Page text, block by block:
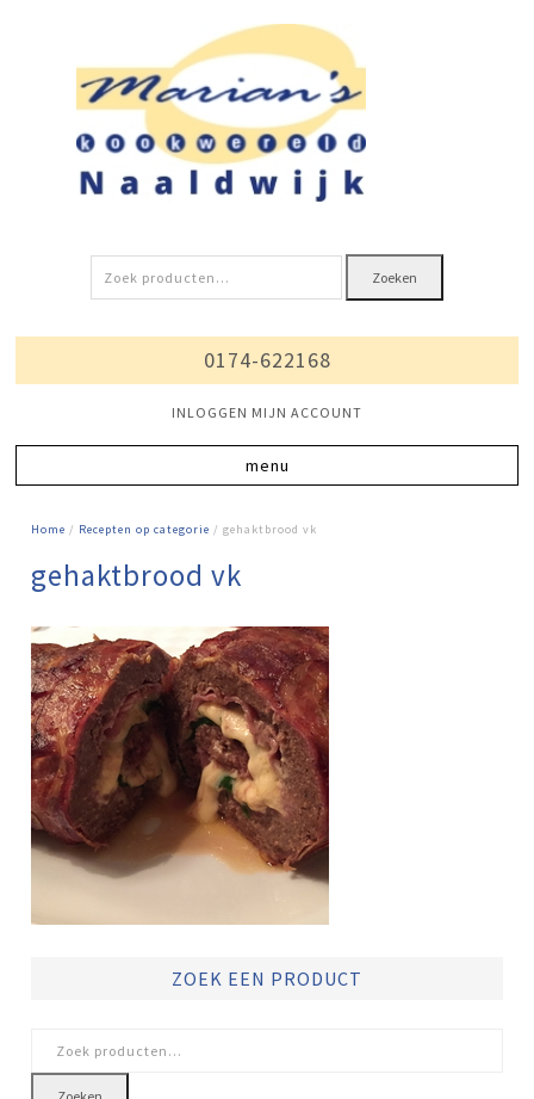
Zoeken
naar:
Zoeken
0174-622168
INLOGGEN MIJN ACCOUNT
Home / Recepten op categorie / gehaktbrood vk
gehaktbrood vk
ZOEK EEN PRODUCT
naar: